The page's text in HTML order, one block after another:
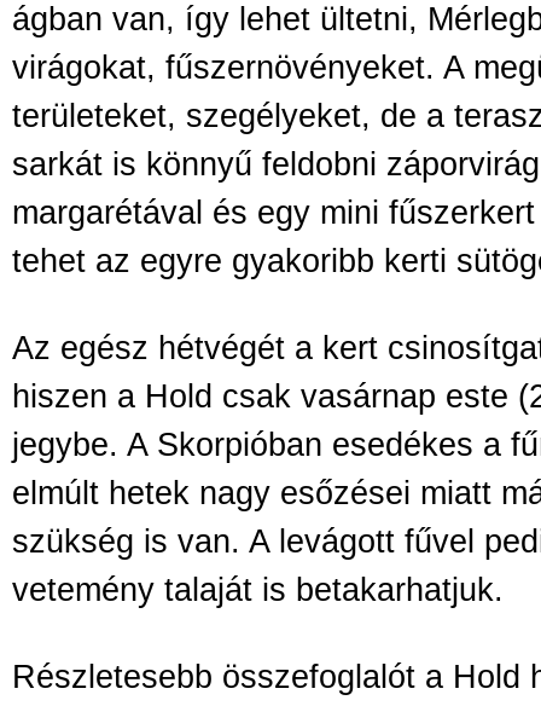
ágban van, így lehet ültetni,
virágokat, fűszernövényeket. A
területeket, szegélyeket, de a
sarkát is könnyű feldobni
margarétával és egy mini
tehet az egyre gyakoribb kerti
Az egész hétvégét a kert
hiszen a Hold csak vasárnap este
jegybe. A Skorpióban esedékes a
elmúlt hetek nagy esőzései miatt
szükség is van. A levágott fűvel
vetemény talaját is betakarhatjuk.
Részletesebb összefoglalót a Hold